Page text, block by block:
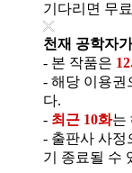
기다리면 무
천재 공학자
- 본 작품은
- 해당 이용권
다.
- 최근 10화는
- 출판사 사정
기 종료될 수